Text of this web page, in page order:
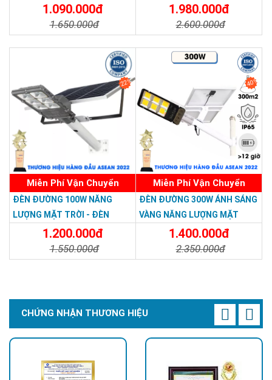
LƯỢNG MẶT TRỜI 300W MẪU
1.090.000đ
1.650.000đ
300W TS-78300K6 - Solar
Light 300W
1.980.000đ
2.600.000đ
22%
Miễn Phí Vận Chuyển
ĐÈN ĐƯỜNG 100W NĂNG
LƯỢNG MẶT TRỜI - ĐÈN
ĐƯỜNG NĂNG LƯỢNG MẶT
TRỜI 100W GIÁ RẺ - Solar
Light 100W
1.200.000đ
1.550.000đ
40%
Miễn Phí Vận Chuyển
ĐÈN ĐƯỜNG 300W ÁNH SÁNG
VÀNG NĂNG LƯỢNG MẶT
TRỜI - Solar Light 300W
1.400.000đ
2.350.000đ
CHỨNG NHẬN THƯƠNG HIỆU